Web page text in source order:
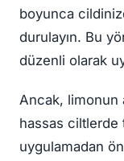
boyunca
durulayın. Bu
düzenli olarak
Ancak, limonun
hassas ciltlerde
uygulamadan